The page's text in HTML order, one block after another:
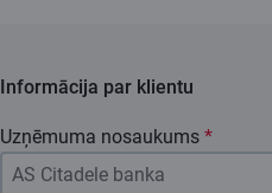
Informācija par klientu
Uzņēmuma nosaukums *